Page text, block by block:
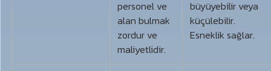
personel ve
alan bulmak
zordur ve
maliyetlidir.
büyüyebilir veya
küçülebilir.
Esneklik sağlar.